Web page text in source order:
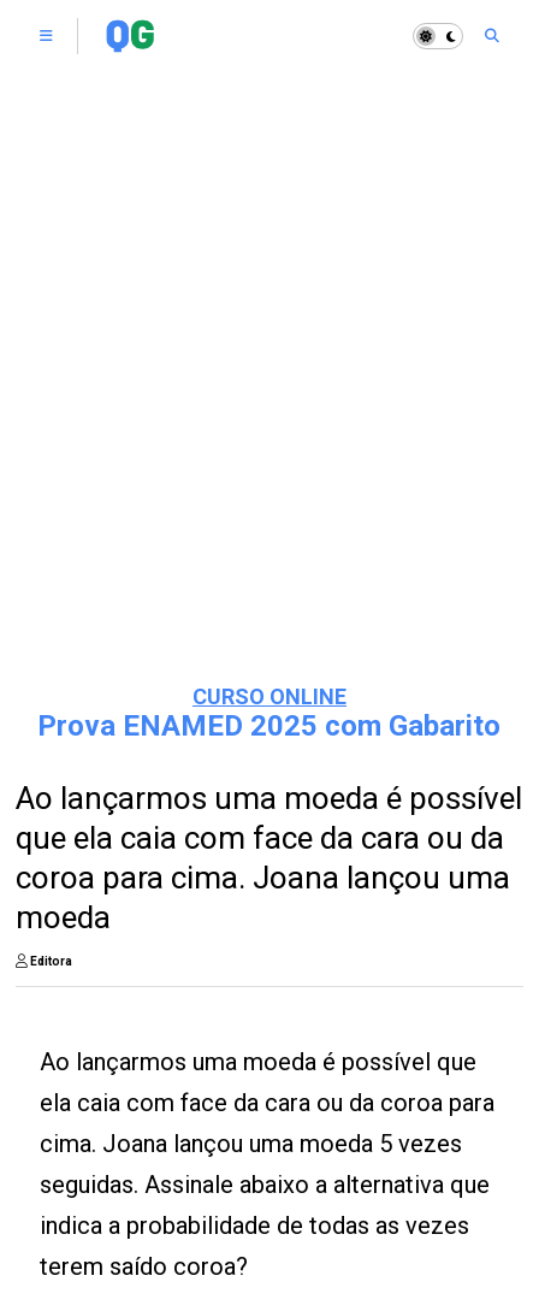
CURSO ONLINE
Prova ENAMED 2025 com Gabarito
Ao lançarmos uma moeda é possível
que ela caia com face da cara ou da
coroa para cima. Joana lançou uma
moeda
Editora
Ao lançarmos uma moeda é possível que
ela caia com face da cara ou da coroa para
cima. Joana lançou uma moeda 5 vezes
seguidas. Assinale abaixo a alternativa que
indica a probabilidade de todas as vezes
terem saído coroa?